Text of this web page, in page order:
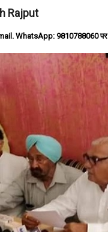
Rajput
WhatsApp: 9810788060